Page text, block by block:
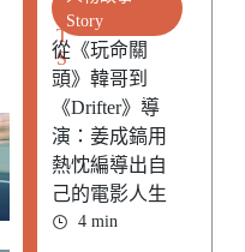
S
T
S
Story
從《玩命關
頭》韓哥到
《Drifter》導
演：姜成鎬用
熱忱編導出自
己的電影人生
4 min